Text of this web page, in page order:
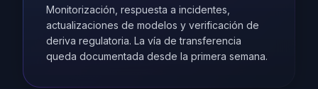
Monitorización, respuesta a incidentes,
actualizaciones de modelos y verificación de
deriva regulatoria. La vía de transferencia
queda documentada desde la primera semana.